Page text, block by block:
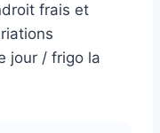
frais et
jour / frigo la